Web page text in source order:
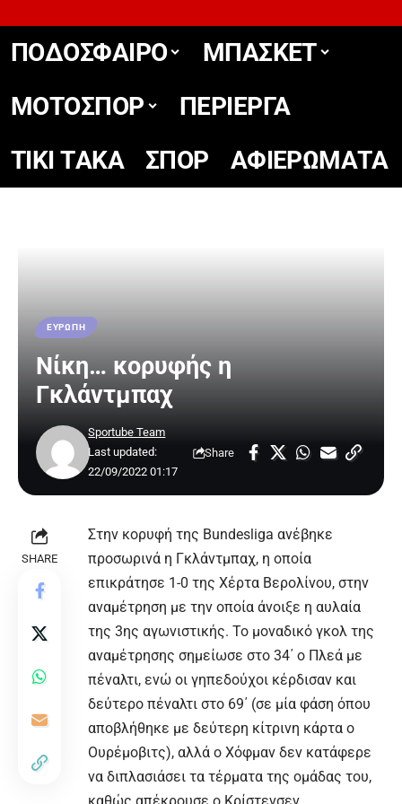
ΠΟΔΟΣΦΑΙΡΟ
ΜΠΑΣΚΕΤ
ΜΟΤΟΣΠΟΡ
ΠΕΡΙΕΡΓΑ
TIKΙ TΑΚΑ
ΣΠΟΡ ΑΦΙΕΡΩΜΑΤΑ
ΕΥΡΩΠΗ
Νίκη… κορυφής η
Γκλάντμπαχ
Last updated:
22/09/2022 01:17
Sportube Team
Share
SHARE
Στην κορυφή της Bundesliga ανέβηκε
προσωρινά η Γκλάντμπαχ, η οποία
επικράτησε 1-0 της Χέρτα Βερολίνου, στην
αναμέτρηση με την οποία άνοιξε η αυλαία
της 3ης αγωνιστικής. Το μοναδικό γκολ της
αναμέτρησης σημείωσε στο 34΄ ο Πλεά με
πέναλτι, ενώ οι γηπεδούχοι κέρδισαν και
δεύτερο πέναλτι στο 69΄ (σε μία φάση όπου
αποβλήθηκε με δεύτερη κίτρινη κάρτα ο
Ουρέμοβιτς), αλλά ο Χόφμαν δεν κατάφερε
να διπλασιάσει τα τέρματα της ομάδας του,